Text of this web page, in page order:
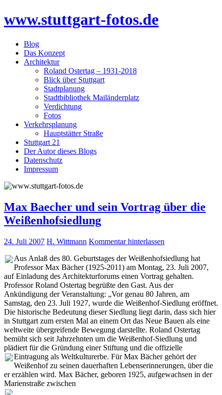
to
www.stuttgart-fotos.de
Blog
Das Konzept
Architektur
Roland Ostertag – 1931-2018
Blick über Stuttgart
Stadtplanung
Stadtbibliothek Mailänderplatz
Verdichtung
Fotos
Verkehrsplanung
Hauptstätter Straße
Stuttgart 21
Der Autor dieses Blogs
Datenschutz
Impressum
Max Baecher und sein Vortrag über die
Weißenhofsiedlung
24. Juli 2007 H. Wittmann Kommentar hinterlassen
Aus Anlaß des 80. Geburtstages der Weißenhofsiedlung hat
Professor Max Bächer (1925-2011) am Montag, 23. Juli 2007,
auf Einladung des Architekturforums einen Vortrag gehalten.
Professor Roland Ostertag begrüßte den Gast. Aus der
Ankündigung der Veranstaltung: „Vor genau 80 Jahren, am
Samstag, den 23. Juli 1927, wurde die Weißenhof-Siedlung eröffnet.
Die historische Bedeutung dieser Siedlung liegt darin, dass sich hier
in Stuttgart zum ersten Mal an einem Ort das Neue Bauen als eine
weltweite übergreifende Bewegung darstellte. Roland Ostertag
bemüht sich seit Jahrzehnten um die Weißenhof-Siedlung und
plädiert für die Gründung einer Stiftung und die offizielle
Eintragung als Weltkulturerbe. Für Max Bächer gehört der
Weißenhof zu seinen dauerhaften Lebenserinnerungen, über die
er erzählen wird. Max Bächer, geboren 1925, aufgewachsen in der
Marienstraße zwischen